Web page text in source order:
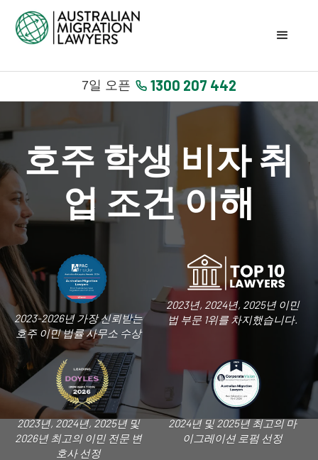
7일 오픈 1300 207 442
호주 학생 비자 취
업 조건 이해
2023-2026년 가장 신뢰받는
호주 이민 법률 사무소 수상
2023년, 2024년, 2025년 이민
법 부문 1위를 차지했습니다.
2023년, 2024년, 2025년 및
2026년 최고의 이민 전문 변
호사 선정
2024년 및 2025년 최고의 마
이그레이션 로펌 선정